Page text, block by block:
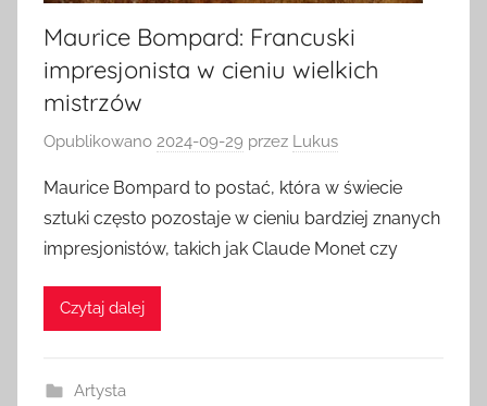
Maurice Bompard: Francuski
impresjonista w cieniu wielkich
mistrzów
Opublikowano 2024-09-29 przez Lukus
Maurice Bompard to postać, która w świecie
sztuki często pozostaje w cieniu bardziej znanych
impresjonistów, takich jak Claude Monet czy
Czytaj dalej
Artysta